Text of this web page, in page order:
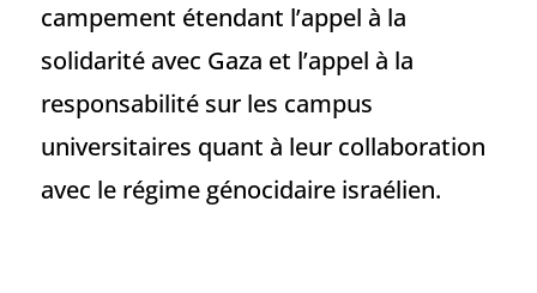
campement étendant l’appel à la
solidarité avec Gaza et l’appel à la
responsabilité sur les campus
universitaires quant à leur collaboration
avec le régime génocidaire israélien.